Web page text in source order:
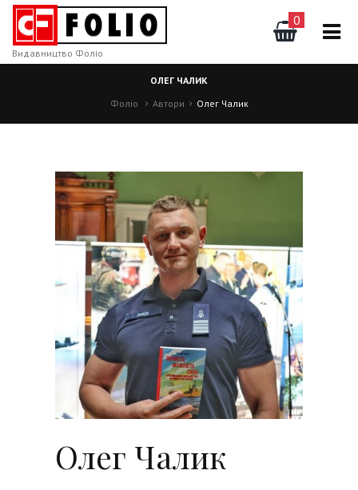
0
Видавництво Фоліо
ОЛЕГ ЧАЛИК
Фоліо
Автори Олег Чалик
Олег Чалик